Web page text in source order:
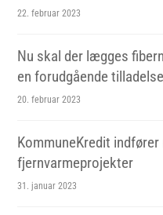
22. februar 2023
Nu skal der lægges
en forudgående
20. februar 2023
KommuneKredit
fjernvarmeprojekter
31. januar 2023